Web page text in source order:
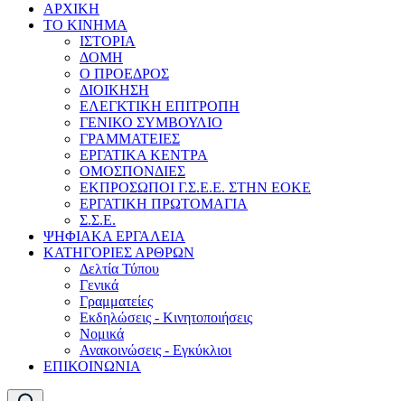
ΑΡΧΙΚΗ
ΤΟ ΚΙΝΗΜΑ
ΙΣΤΟΡΙΑ
ΔΟΜΗ
Ο ΠΡΟΕΔΡΟΣ
ΔΙΟΙΚΗΣΗ
ΕΛΕΓΚΤΙΚΗ ΕΠΙΤΡΟΠΗ
ΓΕΝΙΚΟ ΣΥΜΒΟΥΛΙΟ
ΓΡΑΜΜΑΤΕΙΕΣ
ΕΡΓΑΤΙΚΑ ΚΕΝΤΡΑ
ΟΜΟΣΠΟΝΔΙΕΣ
ΕΚΠΡΟΣΩΠΟΙ Γ.Σ.Ε.Ε. ΣΤΗΝ ΕΟΚΕ
ΕΡΓΑΤΙΚΗ ΠΡΩΤΟΜΑΓΙΑ
Σ.Σ.Ε.
ΨΗΦΙΑΚΑ ΕΡΓΑΛΕΙΑ
ΚΑΤΗΓΟΡΙΕΣ ΑΡΘΡΩΝ
Δελτία Τύπου
Γενικά
Γραμματείες
Εκδηλώσεις - Κινητοποιήσεις
Νομικά
Ανακοινώσεις - Εγκύκλιοι
ΕΠΙΚΟΙΝΩΝΙΑ